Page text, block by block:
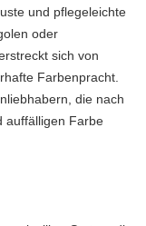
und pflegeleichte
oder
sich von
Farbenpracht.
die nach
auffälligen Farbe